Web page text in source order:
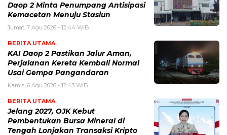
Daop 2 Minta Penumpang Antisipasi
Kemacetan Menuju Stasiun
Jumat, 7 Agu 2026 - 12:44 WIB
BERITA UTAMA
KAI Daop 2 Pastikan Jalur Aman,
Perjalanan Kereta Kembali Normal
Usai Gempa Pangandaran
Kamis, 6 Agu 2026 - 12:43 WIB
BERITA UTAMA
Jelang 2027, OJK Kebut
Pembentukan Bursa Mineral di
Tengah Lonjakan Transaksi Kripto